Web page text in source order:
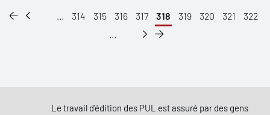
... 314 315 316 317 318 319 320 321
322
...
Le travail d'édition des PUL est assuré par des gens